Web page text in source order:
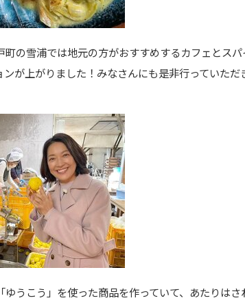
の雪浦では地元の方がおすすめするカフェとスパ
が上がりました！みなさんにも是非行っていただ
うこう」を使った商品を作っていて、あたりはさ